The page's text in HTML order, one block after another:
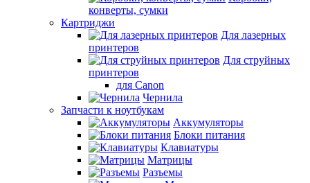
конверты, сумки
Картриджи
Для лазерных
принтеров
Для струйных
принтеров
для Canon
Чернила
Запчасти к ноутбукам
Аккумуляторы
Блоки питания
Клавиатуры
Матрицы
Разъемы